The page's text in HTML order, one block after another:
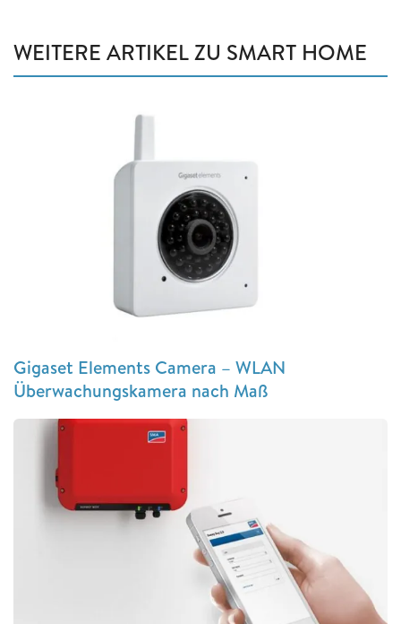
WEITERE ARTIKEL ZU SMART HOME
Gigaset Elements Camera – WLAN
Überwachungskamera nach Maß